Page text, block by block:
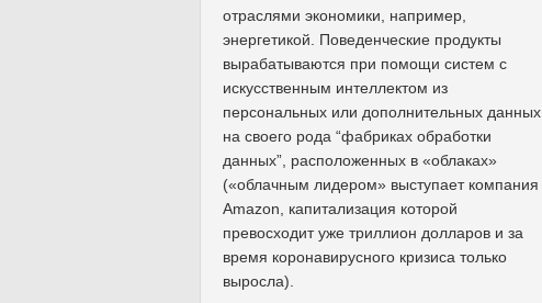
отраслями экономики, например,
энергетикой. Поведенческие продукты
вырабатываются при помощи систем с
искусственным интеллектом из
персональных или дополнительных данных
на своего рода “фабриках обработки
данных”, расположенных в «облаках»
(«облачным лидером» выступает компания
Amazon, капитализация которой
превосходит уже триллион долларов и за
время коронавирусного кризиса только
выросла).